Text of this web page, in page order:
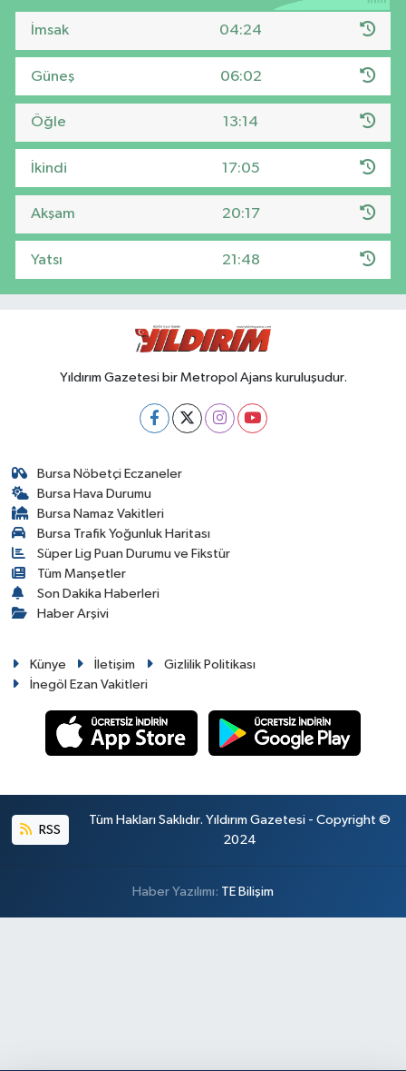
İmsak 04:24
Güneş 06:02
Öğle 13:14
İkindi 17:05
Akşam 20:17
Yatsı 21:48
Yıldırım Gazetesi bir Metropol Ajans kuruluşudur.
Bursa Nöbetçi Eczaneler
Bursa Hava Durumu
Bursa Namaz Vakitleri
Bursa Trafik Yoğunluk Haritası
Süper Lig Puan Durumu ve Fikstür
Tüm Manşetler
Son Dakika Haberleri
Haber Arşivi
Künye İletişim
Gizlilik Politikası
İnegöl Ezan Vakitleri
RSS
Tüm Hakları Saklıdır. Yıldırım Gazetesi - Copyright ©
2024
Haber Yazılımı: TE Bilişim